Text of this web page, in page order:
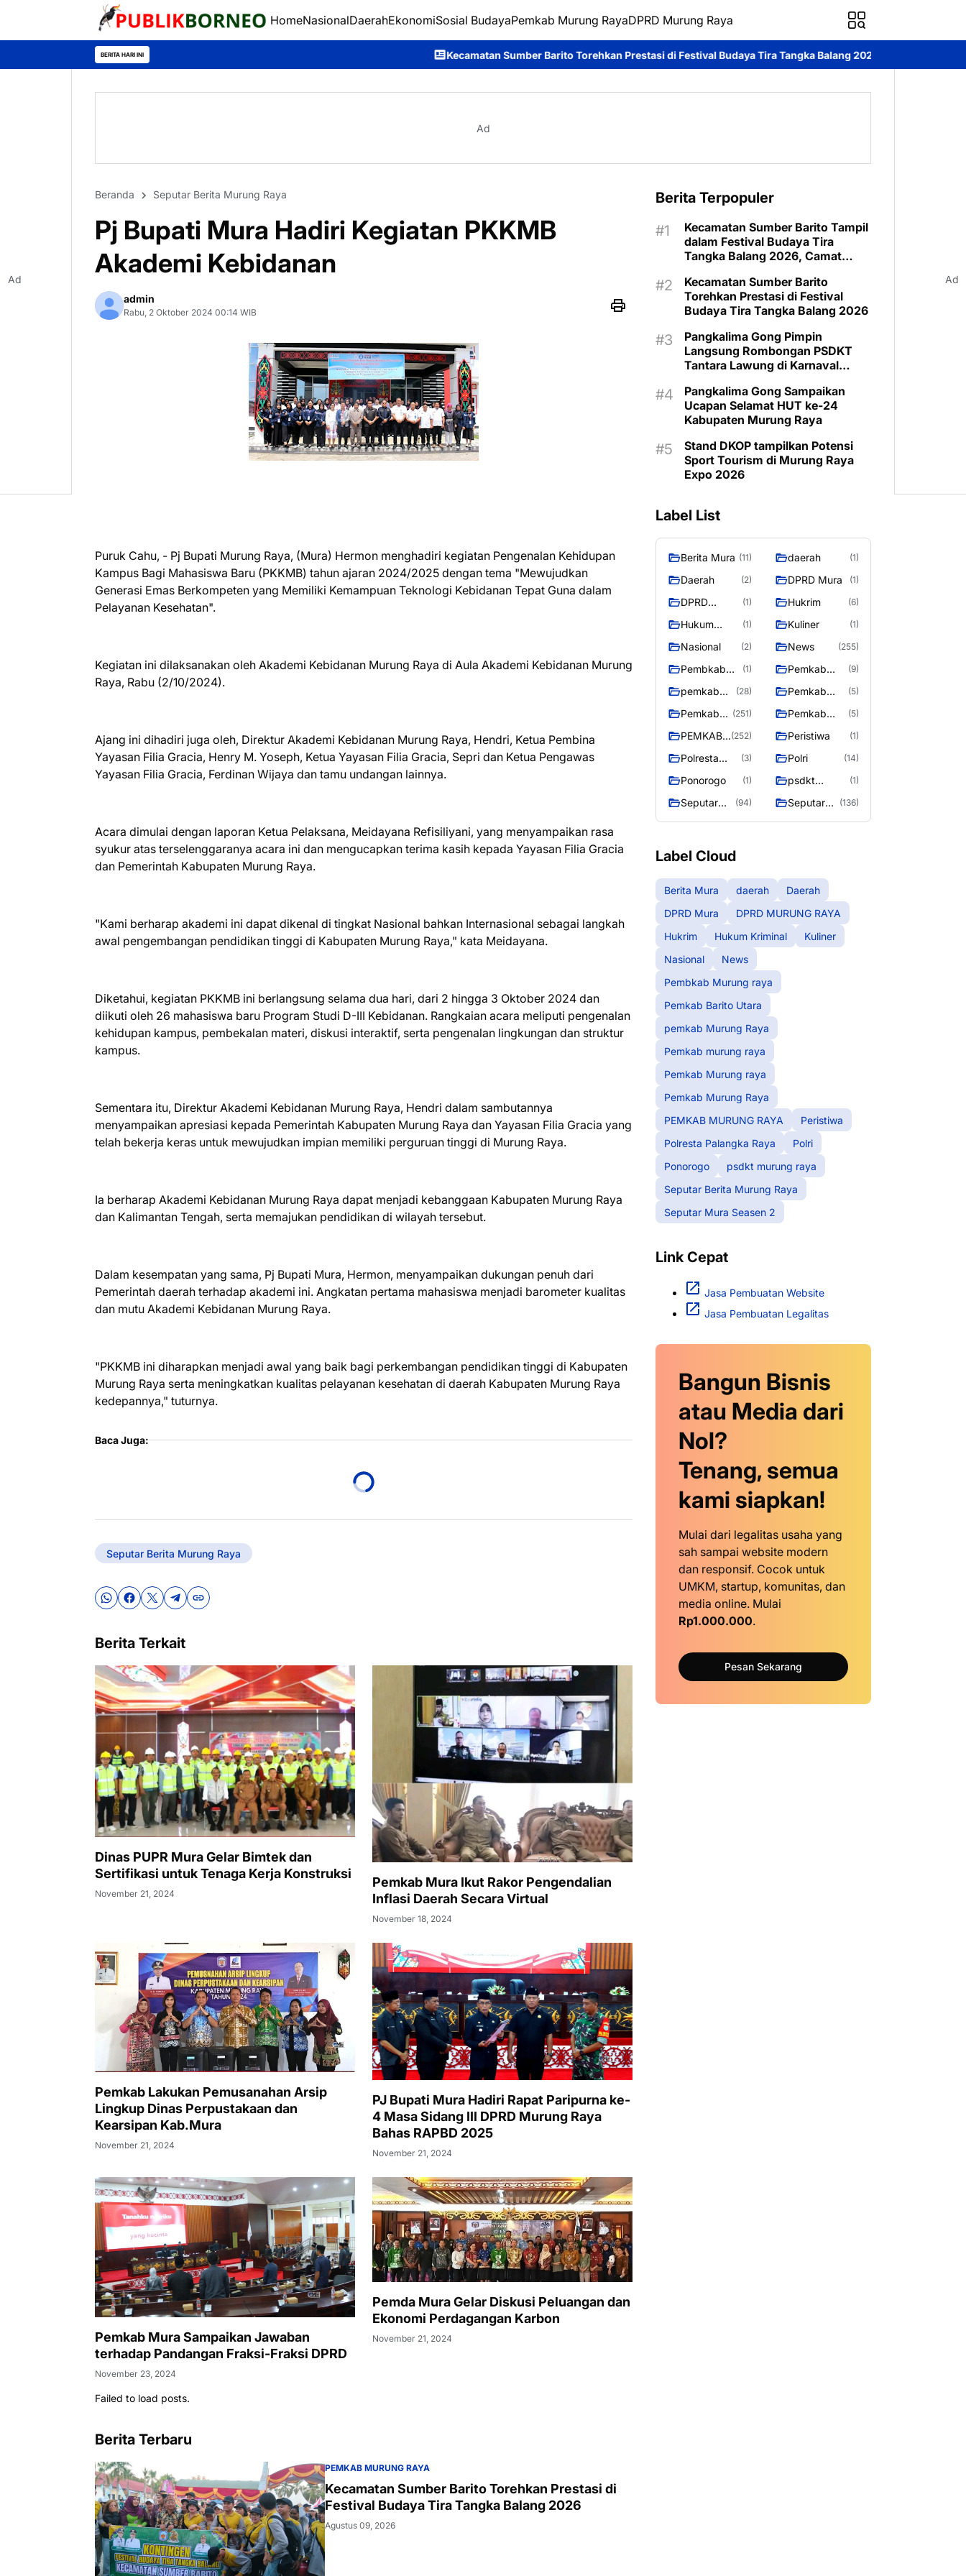
HomeNasionalDaerahEkonomiSosial BudayaPemkab Murung RayaDPRD Murung Raya
BERITA HARI INI Kecamatan Sumber Barito Torehkan Prestasi di Festival Budaya Tira Tangka Balang 2026 Festival Budaya Tira Tangka Balang
Ad
Beranda Seputar Berita Murung Raya
Pj Bupati Mura Hadiri Kegiatan PKKMB
Akademi Kebidanan
admin
Rabu, 2 Oktober 2024 00:14 WIB
Puruk Cahu, - Pj Bupati Murung Raya, (Mura) Hermon menghadiri kegiatan Pengenalan Kehidupan
Kampus Bagi Mahasiswa Baru (PKKMB) tahun ajaran 2024/2025 dengan tema "Mewujudkan
Generasi Emas Berkompeten yang Memiliki Kemampuan Teknologi Kebidanan Tepat Guna dalam
Pelayanan Kesehatan".
Kegiatan ini dilaksanakan oleh Akademi Kebidanan Murung Raya di Aula Akademi Kebidanan Murung
Raya, Rabu (2/10/2024).
Ajang ini dihadiri juga oleh, Direktur Akademi Kebidanan Murung Raya, Hendri, Ketua Pembina
Yayasan Filia Gracia, Henry M. Yoseph, Ketua Yayasan Filia Gracia, Sepri dan Ketua Pengawas
Yayasan Filia Gracia, Ferdinan Wijaya dan tamu undangan lainnya.
Acara dimulai dengan laporan Ketua Pelaksana, Meidayana Refisiliyani, yang menyampaikan rasa
syukur atas terselenggaranya acara ini dan mengucapkan terima kasih kepada Yayasan Filia Gracia
dan Pemerintah Kabupaten Murung Raya.
"Kami berharap akademi ini dapat dikenal di tingkat Nasional bahkan Internasional sebagai langkah
awal pengembangan pendidikan tinggi di Kabupaten Murung Raya," kata Meidayana.
Diketahui, kegiatan PKKMB ini berlangsung selama dua hari, dari 2 hingga 3 Oktober 2024 dan
diikuti oleh 26 mahasiswa baru Program Studi D-III Kebidanan. Rangkaian acara meliputi pengenalan
kehidupan kampus, pembekalan materi, diskusi interaktif, serta pengenalan lingkungan dan struktur
kampus.
Sementara itu, Direktur Akademi Kebidanan Murung Raya, Hendri dalam sambutannya
menyampaikan apresiasi kepada Pemerintah Kabupaten Murung Raya dan Yayasan Filia Gracia yang
telah bekerja keras untuk mewujudkan impian memiliki perguruan tinggi di Murung Raya.
Ia berharap Akademi Kebidanan Murung Raya dapat menjadi kebanggaan Kabupaten Murung Raya
dan Kalimantan Tengah, serta memajukan pendidikan di wilayah tersebut.
Dalam kesempatan yang sama, Pj Bupati Mura, Hermon, menyampaikan dukungan penuh dari
Pemerintah daerah terhadap akademi ini. Angkatan pertama mahasiswa menjadi barometer kualitas
dan mutu Akademi Kebidanan Murung Raya.
"PKKMB ini diharapkan menjadi awal yang baik bagi perkembangan pendidikan tinggi di Kabupaten
Murung Raya serta meningkatkan kualitas pelayanan kesehatan di daerah Kabupaten Murung Raya
kedepannya," tuturnya.
Baca Juga:
Seputar Berita Murung Raya
Berita Terkait
Dinas PUPR Mura Gelar Bimtek dan
Sertifikasi untuk Tenaga Kerja Konstruksi
November 21, 2024
Pemkab Mura Ikut Rakor Pengendalian
Inflasi Daerah Secara Virtual
November 18, 2024
Pemkab Lakukan Pemusanahan Arsip
Lingkup Dinas Perpustakaan dan
Kearsipan Kab.Mura
November 21, 2024
PJ Bupati Mura Hadiri Rapat Paripurna ke-
4 Masa Sidang III DPRD Murung Raya
Bahas RAPBD 2025
November 21, 2024
Pemkab Mura Sampaikan Jawaban
terhadap Pandangan Fraksi-Fraksi DPRD
November 23, 2024
Pemda Mura Gelar Diskusi Peluangan dan
Ekonomi Perdagangan Karbon
November 21, 2024
Failed to load posts.
Berita Terbaru
PEMKAB MURUNG RAYA
Kecamatan Sumber Barito Torehkan Prestasi di
Festival Budaya Tira Tangka Balang 2026
Agustus 09, 2026
Berita Terpopuler
Kecamatan Sumber Barito Tampil
dalam Festival Budaya Tira
Tangka Balang 2026, Camat
Kecamatan Sumber Barito
Torehkan Prestasi di Festival
Budaya Tira Tangka Balang 2026
Pangkalima Gong Pimpin
Langsung Rombongan PSDKT
Tantara Lawung di Karnaval
Pangkalima Gong Sampaikan
Ucapan Selamat HUT ke-24
Kabupaten Murung Raya
Stand DKOP tampilkan Potensi
Sport Tourism di Murung Raya
Expo 2026
Label List
Berita Mura (11) daerah (1)
Daerah (2) DPRD Mura (1)
DPRD
RAYA
(1) Hukrim (6)
Hukum
(1) Kuliner (1)
Nasional (2) News (255)
Pembkab
Murung raya
(1)
Pemkab
(9)
pemkab
Raya
(28)
Pemkab
(5)
Pemkab
raya
(251)
Pemkab
Raya
(5)
PEMKAB
RAYA
(252) Peristiwa (1)
Polresta
Raya
(3) Polri (14)
Ponorogo (1)
psdkt
murung raya
(1)
Seputar
Raya
(94)
Seputar
(136)
Label Cloud
Berita Mura daerah
Daerah
DPRD Mura
DPRD MURUNG RAYA
Hukrim
Hukum Kriminal
Kuliner
Nasional
News
Pembkab Murung raya
Pemkab Barito Utara
pemkab Murung Raya
Pemkab murung raya
Pemkab Murung raya
Pemkab Murung Raya
PEMKAB MURUNG RAYA
Peristiwa
Polresta Palangka Raya
Polri
Ponorogo
psdkt murung raya
Seputar Berita Murung Raya
Seputar Mura Seasen 2
Link Cepat
Jasa Pembuatan Website
Jasa Pembuatan Legalitas
Bangun Bisnis
atau Media dari
Nol?
Tenang, semua
kami siapkan!
Mulai dari legalitas usaha yang
sah sampai website modern
dan responsif. Cocok untuk
UMKM, startup, komunitas, dan
media online. Mulai
Rp1.000.000.
Pesan Sekarang
Ad Ad